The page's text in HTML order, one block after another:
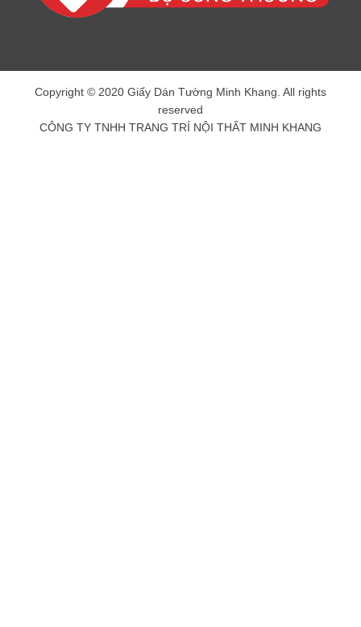
Copyright © 2020 Giấy Dán Tường Minh Khang. All rights
reserved
CÔNG TY TNHH TRANG TRÍ NỘI THẤT MINH KHANG